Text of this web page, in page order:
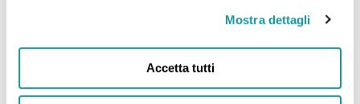
Mostra dettagli
Accetta tutti